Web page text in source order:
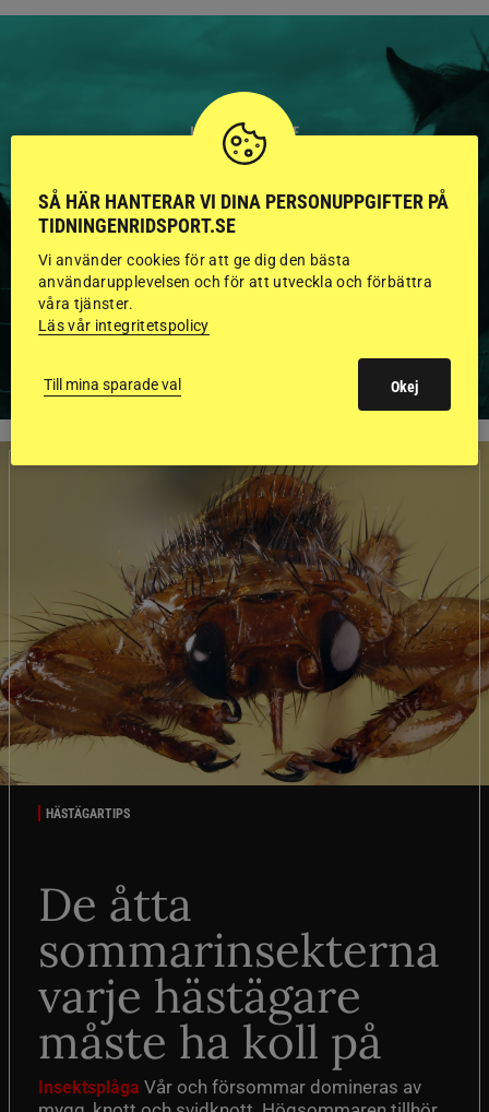
HINGSTAR ONLINE
GODKÄNDA HINGSTAR I
FLERA KATEGORIER MED
BILDER OCH FAKTA
HÄSTÄGARTIPS
De åtta
sommarinsekterna
varje hästägare
måste ha koll på
Insektsplåga Vår och försommar domineras av
SÅ HÄR HANTERAR VI DINA PERSONUPPGIFTER PÅ
TIDNINGENRIDSPORT.SE
Vi använder cookies för att ge dig den bästa
användarupplevelsen och för att utveckla och förbättra
våra tjänster.
Läs vår integritetspolicy
Till mina sparade val Okej